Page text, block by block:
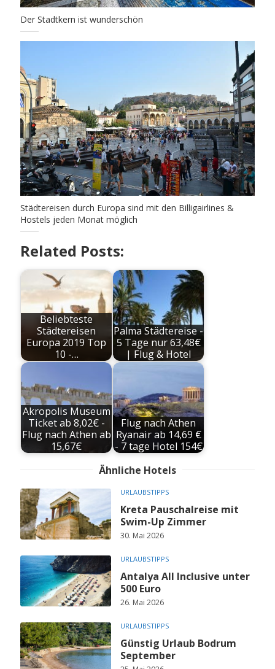
Der Stadtkern ist wunderschön
Städtereisen durch Europa sind mit den Billigairlines &
Hostels jeden Monat möglich
Related Posts:
Beliebteste
Städtereisen
Europa 2019 Top
10 -…
Palma Städtereise -
5 Tage nur 63,48€
| Flug & Hotel
Akropolis Museum
Ticket ab 8,02€ -
Flug nach Athen ab
15,67€
Flug nach Athen
Ryanair ab 14,69 €
- 7 tage Hotel 154€
Ähnliche Hotels
URLAUBSTIPPS
Kreta Pauschalreise mit
Swim-Up Zimmer
30. Mai 2026
URLAUBSTIPPS
Antalya All Inclusive unter
500 Euro
26. Mai 2026
URLAUBSTIPPS
Günstig Urlaub Bodrum
September